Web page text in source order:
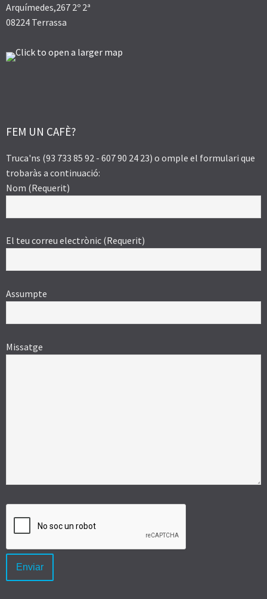
Arquímedes,267 2º 2ª
08224 Terrassa
FEM UN CAFÈ?
Truca'ns (93 733 85 92 - 607 90 24 23) o omple el formulari que
trobaràs a continuació:
Nom (Requerit)
El teu correu electrònic (Requerit)
Assumpte
Missatge